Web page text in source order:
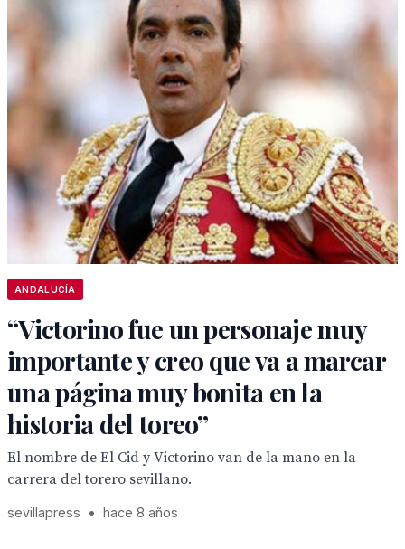
ANDALUCÍA
“Victorino fue un personaje muy
importante y creo que va a marcar
una página muy bonita en la
historia del toreo”
El nombre de El Cid y Victorino van de la mano en la
carrera del torero sevillano.
sevillapress • hace 8 años